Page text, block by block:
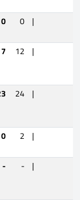
0 0 |
7 12 |
24 |
0 2 |
- - |